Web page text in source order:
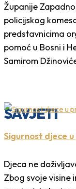
Županije
policijskog
predstavnicima
pomoć u Bosni i
Samirom
SAVJETI
Sigurnost djece
Djeca ne
Zbog svoje visine